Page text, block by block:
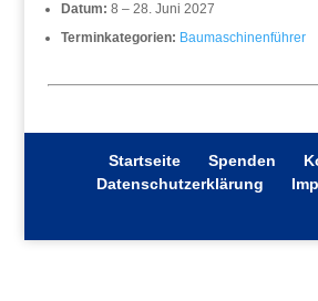
Datum: 8 – 28. Juni 2027
Terminkategorien: Baumaschinenführer
Startseite Spenden
Datenschutzerklärung